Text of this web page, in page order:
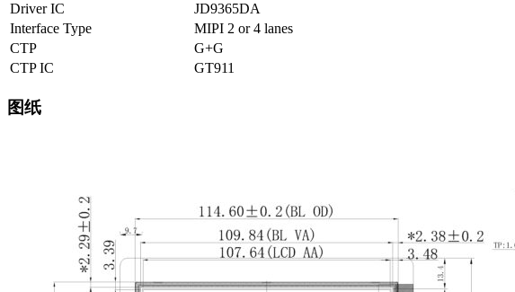
Driver IC
JD9365DA
Interface Type
MIPI 2 or 4 lanes
CTP
G+G
CTP IC
GT911
图纸